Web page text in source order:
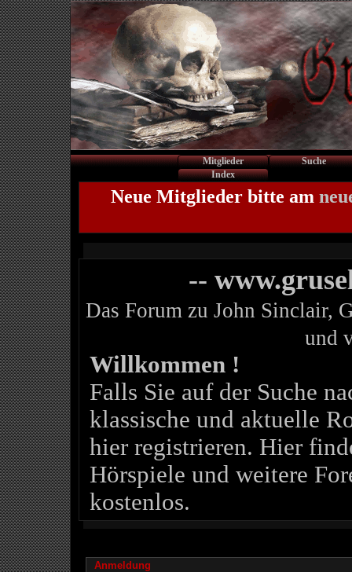
Mitglieder
Suche
Index
Neue Mitglieder bitte am
--
Das Forum zu John Sinclair,
und
Willkommen !
Falls Sie auf der Suche
klassische und aktuelle
hier registrieren. Hier
Hörspiele und weitere
kostenlos.
Anmeldung